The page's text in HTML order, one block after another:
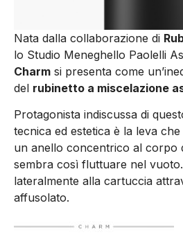
Nata dalla collaborazione di
lo Studio Meneghello Paolelli
Charm si presenta come
del rubinetto a miscelazione
Protagonista indiscussa di
tecnica ed estetica è la leva
un anello concentrico al corpo
sembra così fluttuare nel
lateralmente alla cartuccia
affusolato.